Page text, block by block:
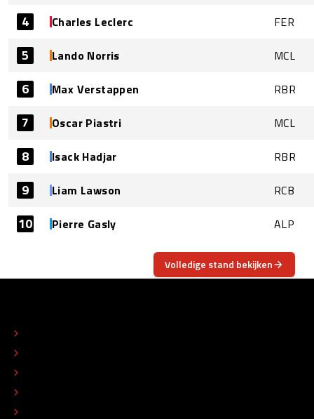
4 Charles Leclerc FER
5 Lando Norris MCL
6 Max Verstappen RBR
7 Oscar Piastri MCL
8 Isack Hadjar RBR
9 Liam Lawson RCB
10 Pierre Gasly ALP
Volledige stand bekijken